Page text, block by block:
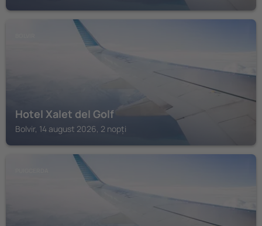
Hotel Xalet del Golf
Bolvir, 14 august 2026, 2 nopți